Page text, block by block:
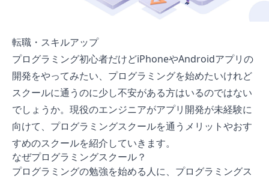
転職・スキルアップ
プログラミング初心者だけどiPhoneやAndroidアプリの
開発をやってみたい、プログラミングを始めたいけれど
スクールに通うのに少し不安がある方はいるのではない
でしょうか。現役のエンジニアがアプリ開発が未経験に
向けて、プログラミングスクールを通うメリットやおす
すめのスクールを紹介していきます。
なぜプログラミングスクール？
プログラミングの勉強を始める人に、プログラミングス